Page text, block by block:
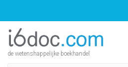
de wetenshappelijke boekhandel